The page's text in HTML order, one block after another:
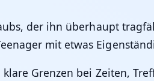
der ihn überhaupt
mit etwas
Grenzen bei Zeiten,